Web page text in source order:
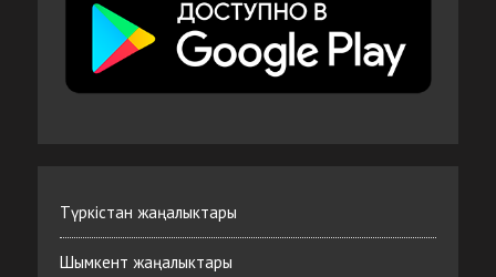
Түркістан жаңалыктары
Шымкент жаңалыктары